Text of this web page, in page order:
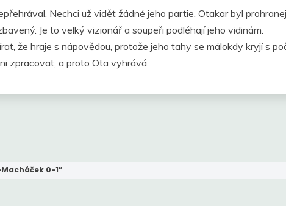
Nechci už vidět žádné jeho partie. Otakar byl
Je to velký vizionář a soupeři podléhají jeho vidinám.
že hraje s nápovědou, protože jeho tahy se málokdy kryjí s
zpracovat, a proto Ota vyhrává.
0-1”